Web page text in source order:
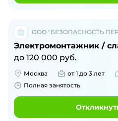
ООО "БЕЗОПАСНОСТЬ
Электромонтажник /
до 120 000 руб.
Москва от 1 до 3 лет
Полная занятость